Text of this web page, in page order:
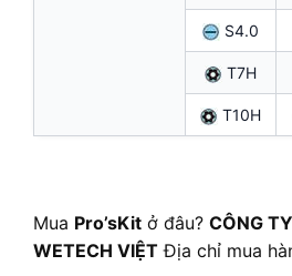
S4.0
T7H
T10H
Mua Pro’sKit ở đâu? CÔNG
WETECH VIỆT Địa chỉ mua